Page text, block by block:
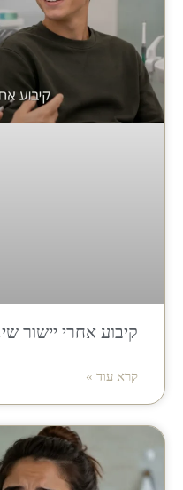
קיבוע אחרי יישור
קרא עוד »